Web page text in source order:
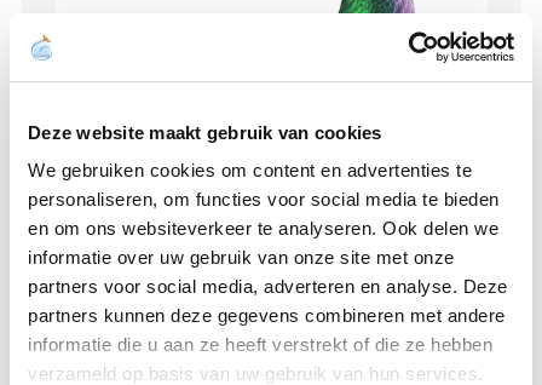
Deze website maakt gebruik van cookies
We gebruiken cookies om content en advertenties te
personaliseren, om functies voor social media te bieden
en om ons websiteverkeer te analyseren. Ook delen we
informatie over uw gebruik van onze site met onze
partners voor social media, adverteren en analyse. Deze
partners kunnen deze gegevens combineren met andere
informatie die u aan ze heeft verstrekt of die ze hebben
verzameld op basis van uw gebruik van hun services.
Adisa